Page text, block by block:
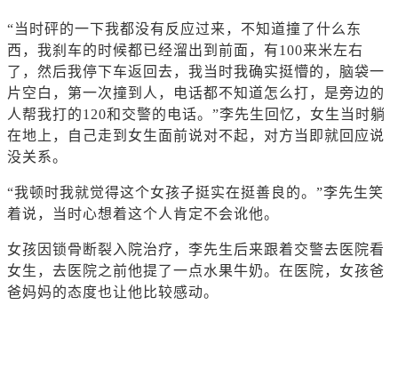
“当时砰的一下我都没有反应过来，不知道撞了什么东
西，我刹车的时候都已经溜出到前面，有100来米左右
了，然后我停下车返回去，我当时我确实挺懵的，脑袋一
片空白，第一次撞到人，电话都不知道怎么打，是旁边的
人帮我打的120和交警的电话。”李先生回忆，女生当时躺
在地上，自己走到女生面前说对不起，对方当即就回应说
没关系。
“我顿时我就觉得这个女孩子挺实在挺善良的。”李先生笑
着说，当时心想着这个人肯定不会讹他。
女孩因锁骨断裂入院治疗，李先生后来跟着交警去医院看
女生，去医院之前他提了一点水果牛奶。在医院，女孩爸
爸妈妈的态度也让他比较感动。